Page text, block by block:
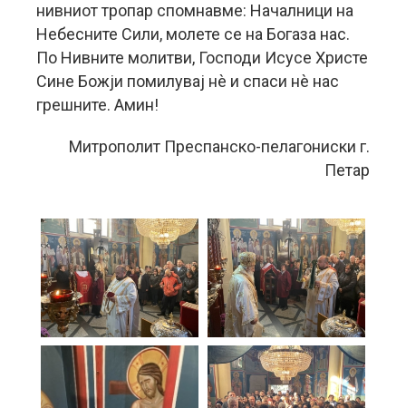
нивниот тропар спомнавме: Началници на
Небесните Сили, молете се на Богаза нас.
По Нивните молитви, Господи Исусе Христе
Сине Божји помилувај нè и спаси нè нас
грешните. Амин!
Митрополит Преспанско-пелагониски г.
Петар